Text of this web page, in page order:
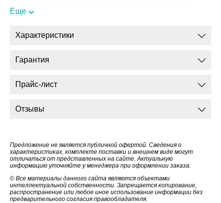
кожгалантерейные. Упаковка, маркировка,
ТУ 15.12.12-102-12719185-2022
ПРЕИМУЩЕСТВА НАШИХ СУМОК:
Прочная фурнитура - используем усиленную металлическую
исходя из потребностей клиента - от разработки до
изготовления.
Еще
Характеристики
Гарантия
Прайс-лист
Отзывы
Предложение не является публичной офертой. Сведения о
характеристиках, комплекте поставки и внешнем виде могут
отличаться от представленных на сайте. Актуальную
информацию уточняйте у менеджера при оформлении заказа.
© Все материалы данного сайта являются объектами
интеллектуальной собственности. Запрещается копирование,
распространение или любое иное использование информации без
предварительного согласия правообладателя.